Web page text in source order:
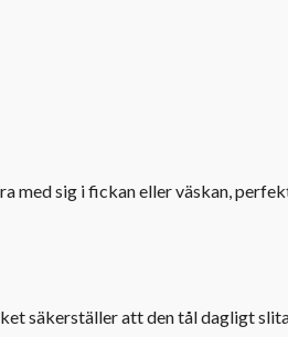
med sig i fickan eller väskan,
säkerställer att den tål dagligt